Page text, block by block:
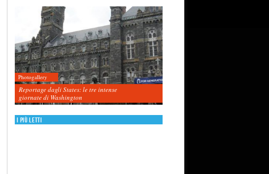
Photogallery
Reportage dagli States: le tre intense
giornate di Washington
I più letti